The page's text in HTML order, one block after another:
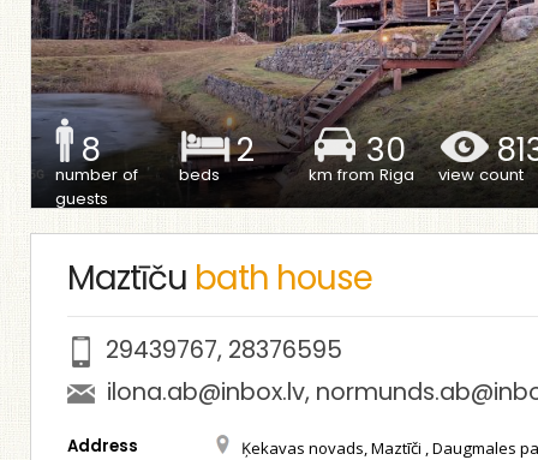
8
number of
guests
2
beds
30
km from Riga view count
Maztīču bath house
29439767, 28376595
ilona.ab@inbox.lv,
Address
Ķekavas novads, Maztīči , Daugmales